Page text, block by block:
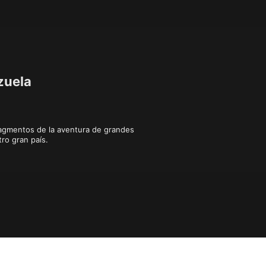
de la aventura de grandes
gran país.